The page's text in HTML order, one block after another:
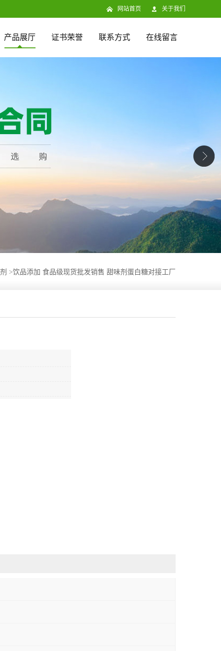
网站首页 关于我们
产品展厅 证书荣誉 联系方式 在线留言
>饮品添加 食品级现货批发销售 甜味剂蛋白糖对接工厂